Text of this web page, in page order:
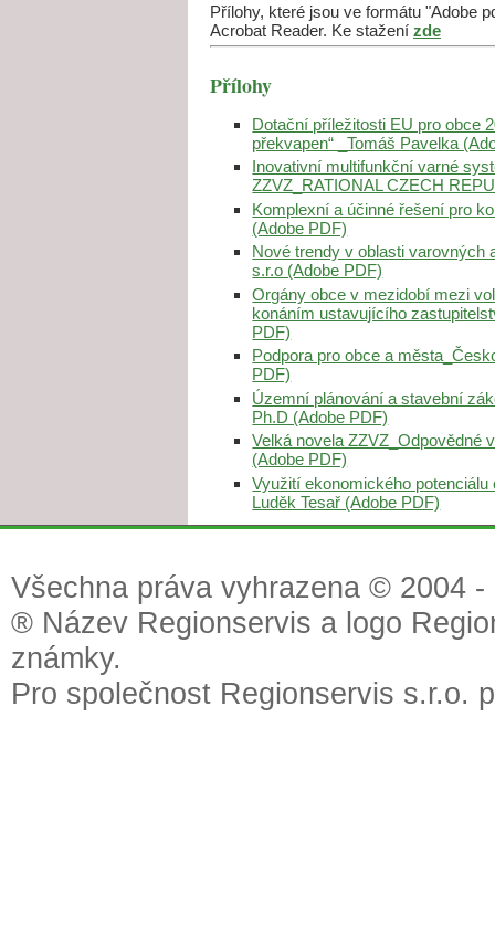
Přílohy, které jsou ve formátu "Adobe
Acrobat Reader. Ke stažení zde
Přílohy
Dotační příležitosti EU pro obce
překvapen“ _Tomáš Pavelka
Inovativní multifunkční varné
ZZVZ_RATIONAL CZECH
Komplexní a účinné řešení pro
(Adobe PDF)
Nové trendy v oblasti
s.r.o (Adobe PDF)
Orgány obce v mezidobí mezi
konáním ustavujícího
PDF)
Podpora pro obce a
PDF)
Územní plánování a stavební
Ph.D (Adobe PDF)
Velká novela ZZVZ_Odpovědné
(Adobe PDF)
Využití ekonomického
Luděk Tesař (Adobe PDF)
Všechna práva vyhrazena © 2004
® Název Regionservis a logo
známky.
Pro společnost Regionservis s.r.o.